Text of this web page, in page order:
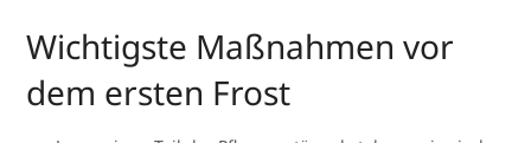
Wichtigste Maßnahmen vor
dem ersten Frost